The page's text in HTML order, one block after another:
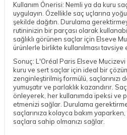
Kullanım Önerisi: Nemli ya da kuru
uygulayın. Özellikle saç uçlarına
şekilde dağıtın. Durulama
rutininizin bir parçası olarak
sağlıklı görünen saçlar için Elseve
ürünlerle birlikte kullanılması tavsiye
Sonuç: L'Oréal Paris Elseve Mucizevi
kuru ve sert saçlar için ideal bir
zenginleştirilmiş formülü, saçlarınızı
yumuşatır ve parlaklık kazandırır.
önleyerek, her kullanımda ipeksi ve
etmenizi sağlar. Durulama
saçlarınıza kolayca bakım yaparken,
saçlara sahip olmanızı sağlar.